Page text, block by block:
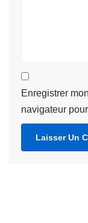
Enregistrer
navigateur